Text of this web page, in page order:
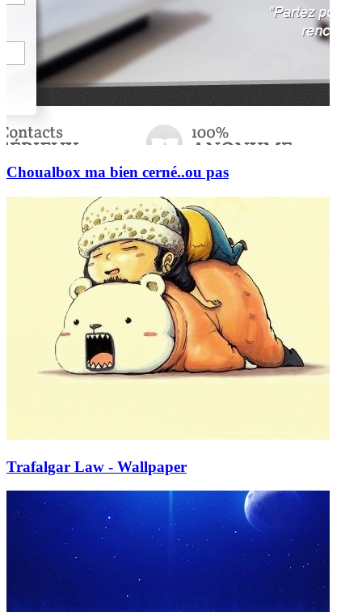
Choualbox ma bien cerné..ou pas
Trafalgar Law - Wallpaper